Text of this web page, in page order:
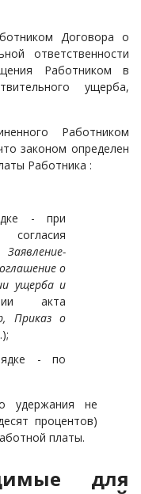
Договора о
ответственности
Работником в
ущерба,
Работником
законом определен
Работника :
- при
согласия
о
ущерба и
акта
Приказ о
.);
- по
удержания не
процентов)
платы.
для